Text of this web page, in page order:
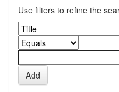
Use filters to refine the